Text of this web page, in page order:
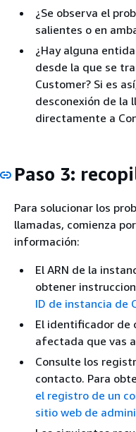
¿Se observa el
salientes o en
¿Hay alguna
desde la que se
Customer? Si es
desconexión de la
directamente a
Paso 3:
Para solucionar los
llamadas, comienza
información:
El ARN de la
obtener
ID de instancia de
El identificador de
afectada que vas
Consulte los
contacto. Para
el registro de un
sitio web de